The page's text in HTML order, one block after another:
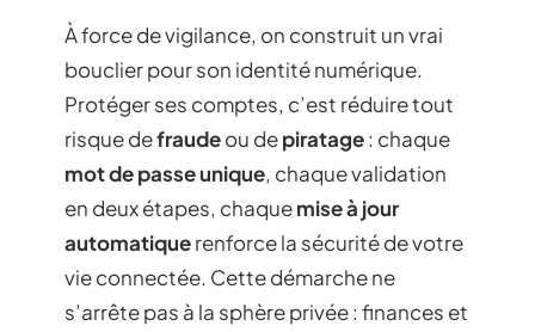
À force de vigilance, on construit un vrai
bouclier pour son identité numérique.
Protéger ses comptes, c’est réduire tout
risque defraudeou depiratage: chaque
mot de passe unique, chaque validation
en deux étapes, chaquemise à jour
automatiquerenforce la sécurité de votre
vie connectée. Cette démarche ne
s’arrête pas à la sphère privée : finances et